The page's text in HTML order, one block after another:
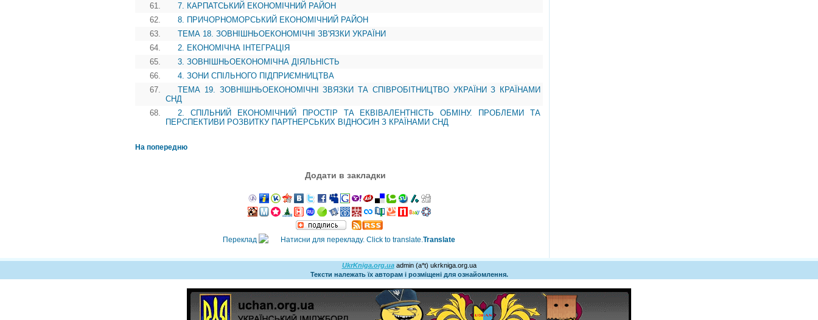
61.
7. КАРПАТСЬКИЙ ЕКОНОМІЧНИЙ РАЙОН
62.
8. ПРИЧОРНОМОРСЬКИЙ ЕКОНОМІЧНИЙ РАЙОН
63.
ТЕМА 18. ЗОВНІШНЬОЕКОНОМІЧНІ ЗВ'ЯЗКИ УКРАЇНИ
64.
2. ЕКОНОМІЧНА ІНТЕГРАЦІЯ
65.
3. ЗОВНІШНЬОЕКОНОМІЧНА ДІЯЛЬНІСТЬ
66.
4. ЗОНИ СПІЛЬНОГО ПІДПРИЄМНИЦТВА
67.
ТЕМА 19. ЗОВНІШНЬОЕКОНОМІЧНІ ЗВЯЗКИ ТА СПІВРОБІТНИЦТВО УКРАЇНИ З КРАЇНАМИ
СНД
68.
2. СПІЛЬНИЙ ЕКОНОМІЧНИЙ ПРОСТІР ТА ЕКВІВАЛЕНТНІСТЬ ОБМІНУ. ПРОБЛЕМИ ТА
ПЕРСПЕКТИВИ РОЗВИТКУ ПАРТНЕРСЬКИХ ВІДНОСИН З КРАЇНАМИ СНД
На попередню
Додати в закладки
Переклад Translate
UkrKniga.org.uaadmin (a*t) ukrkniga.org.ua
Тексти належать їх авторам і розміщені для ознайомлення.